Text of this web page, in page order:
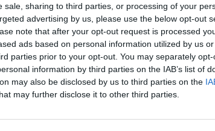
sale, sharing to third parties, or processing of your
advertising by us, please use the below opt-out
note that after your opt-out request is processed
ads based on personal information utilized by us
parties prior to your opt-out. You may separately
information by third parties on the IAB’s list of
may also be disclosed by us to third parties on the
may further disclose it to other third parties.
A